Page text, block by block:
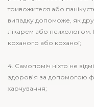
тривожитеся або
випадку допоможе, як
лікарем або
коханого або коханої;
4. Самопоміч ніхто не
здоров’я за допомогою
харчування;